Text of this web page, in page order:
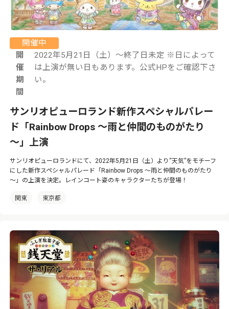
開催中
開
催
期
間
2022年5月21日（土）～終了日未定 ※日によって
は上演が無い日もあります。公式HPをご確認下さ
い。
サンリオピューロランド新作スペシャルパレー
ド「Rainbow Drops ～雨と仲間のものがたり
～」上演
サンリオピューロランドにて、2022年5月21日（土）より“天気”をモチーフ
にした新作スペシャルパレード「Rainbow Drops ～雨と仲間のものがたり
～」の上演を決定。レインコート姿のキャラクターたちが登場！
関東 東京都